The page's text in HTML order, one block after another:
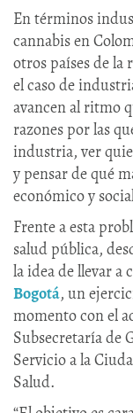
En términos
cannabis en
otros países de la
el caso de
avancen al ritmo
razones por las
industria, ver
y pensar de qué
económico y
Frente a esta
salud pública,
la idea de llevar a
Bogotá, un
momento con el
Subsecretaría de
Servicio a la
Salud.